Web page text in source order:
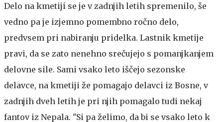
Delo na kmetiji se je v zadnjih letih spremenilo, še
vedno pa je izjemno pomembno ročno delo,
predvsem pri nabiranju pridelka. Lastnik kmetije
pravi, da se zato nenehno srečujejo s pomanjkanjem
delovne sile. Sami vsako leto iščejo sezonske
delavce, na kmetiji že pomagajo delavci iz Bosne, v
zadnjih dveh letih je pri njih pomagalo tudi nekaj
fantov iz Nepala. "Si pa želimo, da bi se vsako leto k